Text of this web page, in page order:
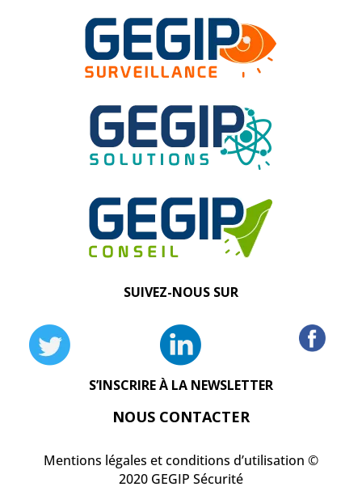
SUIVEZ-NOUS SUR
S’INSCRIRE À LA NEWSLETTER
NOUS CONTACTER
Mentions légales et conditions d’utilisation ©
2020 GEGIP Sécurité